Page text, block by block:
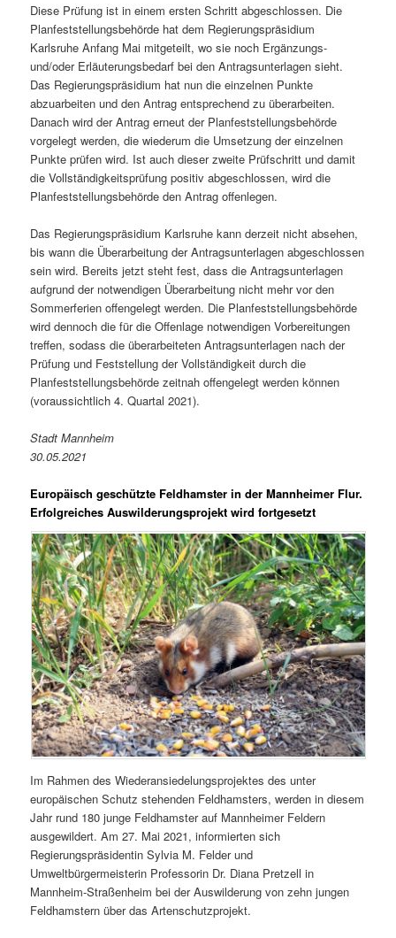
Diese Prüfung ist in einem ersten Schritt abgeschlossen. Die
Planfeststellungsbehörde hat dem Regierungspräsidium
Karlsruhe Anfang Mai mitgeteilt, wo sie noch Ergänzungs-
und/oder Erläuterungsbedarf bei den Antragsunterlagen sieht.
Das Regierungspräsidium hat nun die einzelnen Punkte
abzuarbeiten und den Antrag entsprechend zu überarbeiten.
Danach wird der Antrag erneut der Planfeststellungsbehörde
vorgelegt werden, die wiederum die Umsetzung der einzelnen
Punkte prüfen wird. Ist auch dieser zweite Prüfschritt und damit
die Vollständigkeitsprüfung positiv abgeschlossen, wird die
Planfeststellungsbehörde den Antrag offenlegen.
Das Regierungspräsidium Karlsruhe kann derzeit nicht absehen,
bis wann die Überarbeitung der Antragsunterlagen abgeschlossen
sein wird. Bereits jetzt steht fest, dass die Antragsunterlagen
aufgrund der notwendigen Überarbeitung nicht mehr vor den
Sommerferien offengelegt werden. Die Planfeststellungsbehörde
wird dennoch die für die Offenlage notwendigen Vorbereitungen
treffen, sodass die überarbeiteten Antragsunterlagen nach der
Prüfung und Feststellung der Vollständigkeit durch die
Planfeststellungsbehörde zeitnah offengelegt werden können
(voraussichtlich 4. Quartal 2021).
Stadt Mannheim
30.05.2021
Europäisch geschützte Feldhamster in der Mannheimer Flur.
Erfolgreiches Auswilderungsprojekt wird fortgesetzt
Im Rahmen des Wiederansiedelungsprojektes des unter
europäischen Schutz stehenden Feldhamsters, werden in diesem
Jahr rund 180 junge Feldhamster auf Mannheimer Feldern
ausgewildert. Am 27. Mai 2021, informierten sich
Regierungspräsidentin Sylvia M. Felder und
Umweltbürgermeisterin Professorin Dr. Diana Pretzell in
Mannheim-Straßenheim bei der Auswilderung von zehn jungen
Feldhamstern über das Artenschutzprojekt.